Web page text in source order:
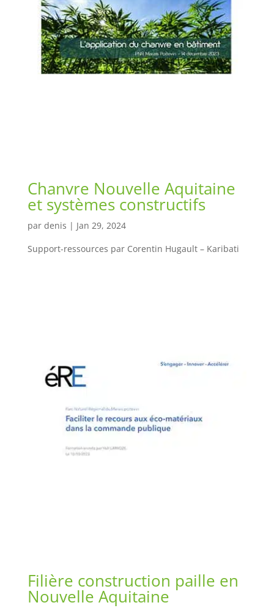
Chanvre Nouvelle Aquitaine
et systèmes constructifs
par denis | Jan 29, 2024
Support-ressources par Corentin Hugault – Karibati
Filière construction paille en
Nouvelle Aquitaine